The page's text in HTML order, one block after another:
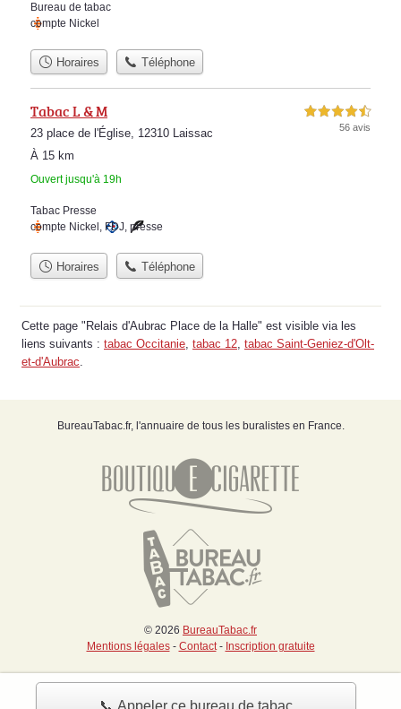
📞 Appeler ce bureau de tabac
Bureau de tabac
compte Nickel
Horaires Téléphone
Tabac L & M
23 place de l'Église, 12310 Laissac
À 15 km
Ouvert jusqu'à 19h
4,5 étoiles sur 5
56 avis
Tabac Presse
compte Nickel , FDJ, presse
Horaires Téléphone
Cette page "Relais d'Aubrac Place de la Halle" est visible via les
liens suivants : tabac Occitanie tabac 12 tabac Saint-Geniez-d'Olt-
et-d'Aubrac
BureauTabac.fr, l'annuaire de tous les buralistes en France.
© 2026 BureauTabac.fr
Mentions légales- Contact- Inscription gratuite